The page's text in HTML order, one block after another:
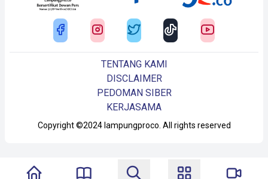
Copyright ©2024 lampungproco. All rights reserved
TENTANG KAMI
DISCLAIMER
PEDOMAN SIBER
KERJASAMA